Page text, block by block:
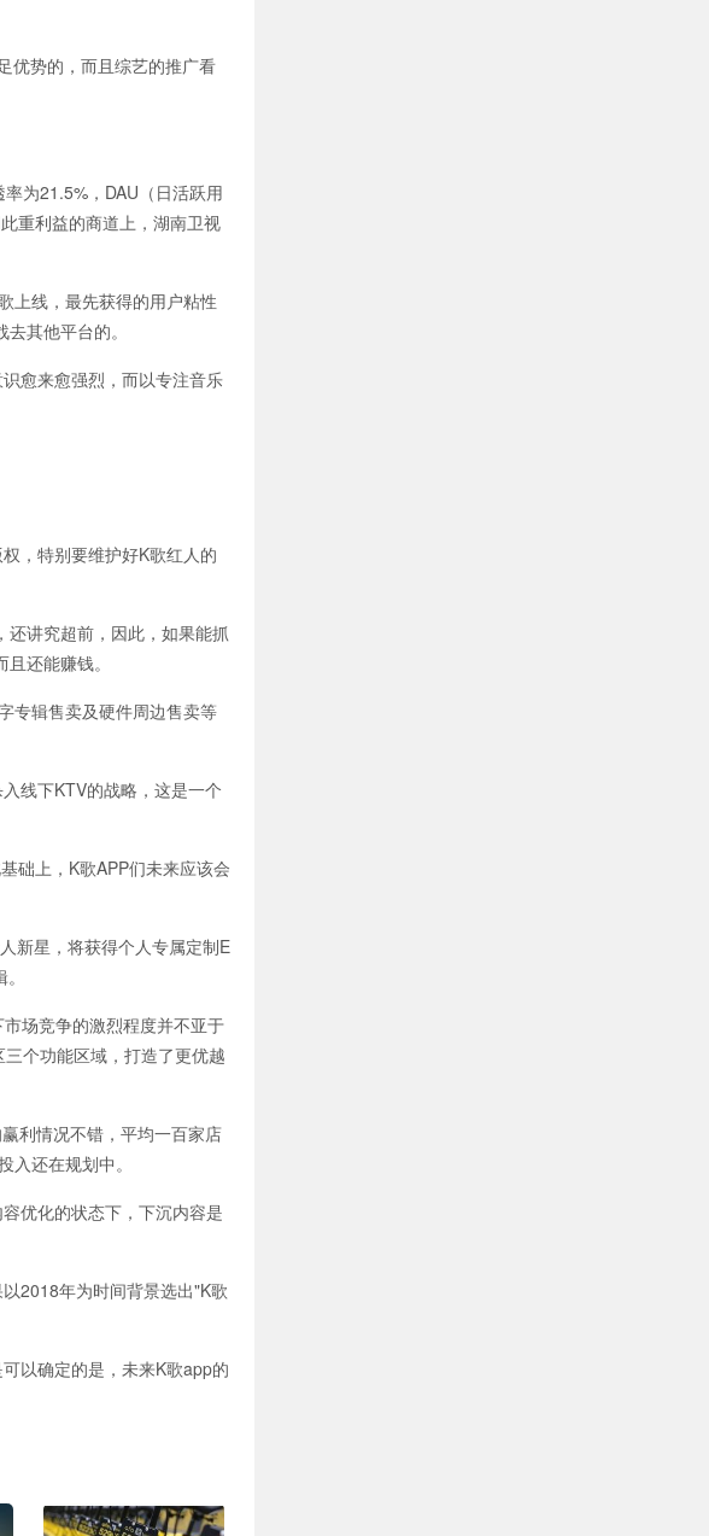
优势的，而且综艺的推广看
为21.5%，DAU（日活跃用
重利益的商道上，湖南卫视
上线，最先获得的用户粘性
其他平台的。
愈来愈强烈，而以专注音乐
，特别要维护好K歌红人的
讲究超前，因此，如果能抓
还能赚钱。
专辑售卖及硬件周边售卖等
线下KTV的战略，这是一个
础上，K歌APP们未来应该会
新星，将获得个人专属定制E
场竞争的激烈程度并不亚于
个功能区域，打造了更优越
利情况不错，平均一百家店
还在规划中。
优化的状态下，下沉内容是
2018年为时间背景选出"K歌
以确定的是，未来K歌app的